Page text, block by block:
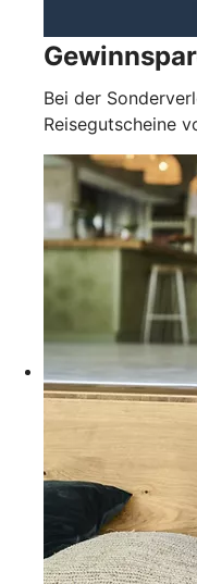
Bei der
Reisegutscheine